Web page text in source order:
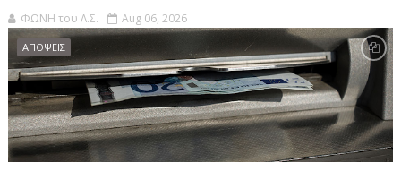
ΦΩΝΗ του Λ.Σ. Aug 06, 2026
ΑΠΟΨΕΙΣ